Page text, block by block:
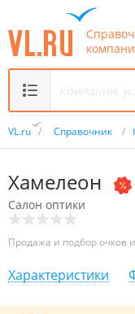
VL.ru / Справочник /
Хамелеон
Салон оптики
Продажа и подбор очков
Характеристики